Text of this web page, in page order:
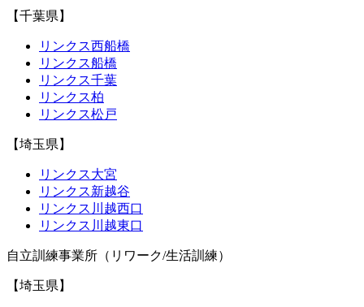
【千葉県】
リンクス西船橋
リンクス船橋
リンクス千葉
リンクス柏
リンクス松戸
【埼玉県】
リンクス大宮
リンクス新越谷
リンクス川越西口
リンクス川越東口
自立訓練事業所（リワーク/生活訓練）
【埼玉県】